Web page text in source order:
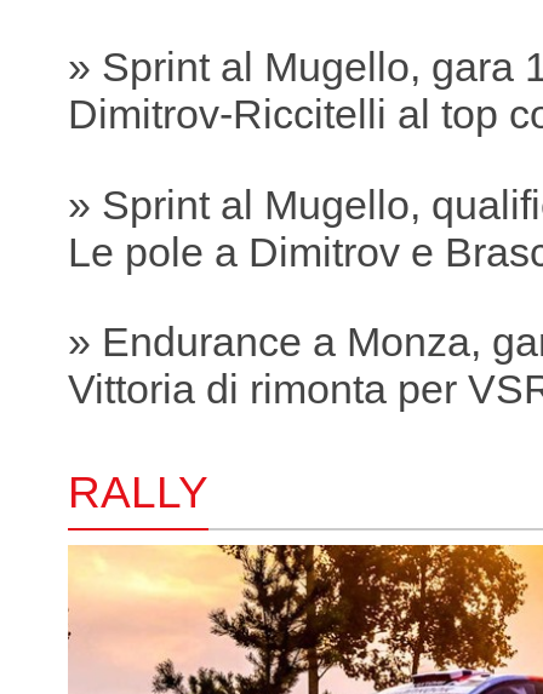
» Sprint al Mugello, gara
Dimitrov-Riccitelli al top
» Sprint al Mugello,
Le pole a Dimitrov e
» Endurance a Monza,
Vittoria di rimonta per
RALLY